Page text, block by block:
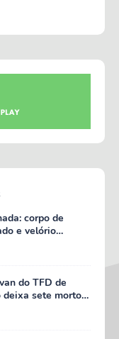
corpo de
e velório
do TFD de
deixa sete mortos